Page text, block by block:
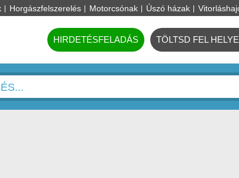
Horgászfelszerelés Motorcsónak Úszó házak
HIRDETÉSFELADÁS TÖLTSD FEL